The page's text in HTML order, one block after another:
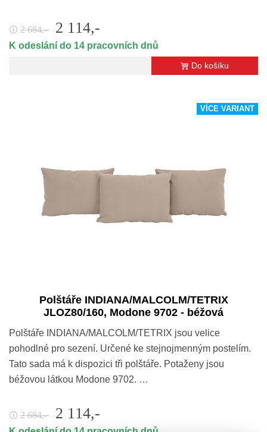
🛈 2 684,- 2 114,-
K odeslání do 14 pracovních dnů
Do košíku
VÍCE VARIANT
Polštáře INDIANA/MALCOLM/TETRIX
JLOZ80/160, Modone 9702 - béžová
Polštáře INDIANA/MALCOLM/TETRIX jsou velice
pohodlné pro sezení. Určené ke stejnojmenným postelím.
Tato sada má k dispozici tři polštáře. Potaženy jsou
béžovou látkou Modone 9702. …
🛈 2 684,- 2 114,-